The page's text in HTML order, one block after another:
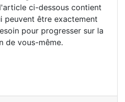
ci-dessous contient
peuvent être exactement
pour progresser sur la
de vous-même.